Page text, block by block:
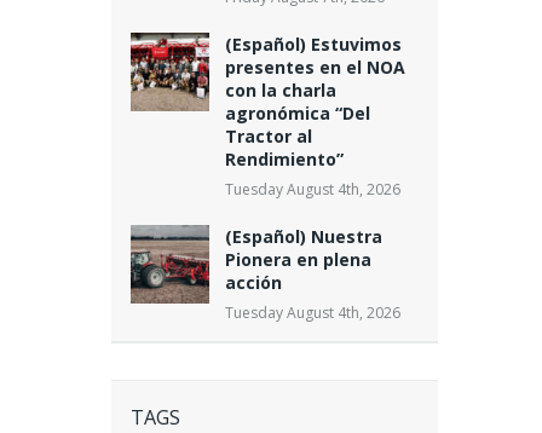
(Español) Estuvimos
presentes en el NOA
con la charla
agronómica “Del
Tractor al
Rendimiento”
Tuesday August 4th, 2026
(Español) Nuestra
Pionera en plena
acción
Tuesday August 4th, 2026
TAGS